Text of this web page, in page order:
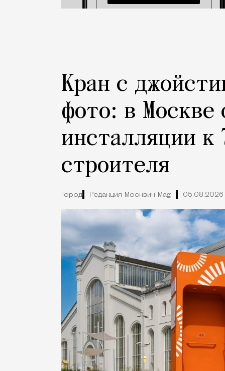
Кран с
фото: в Москве
инсталляции к
строителя
Город Редакция Москвич Mag 05.08.2026